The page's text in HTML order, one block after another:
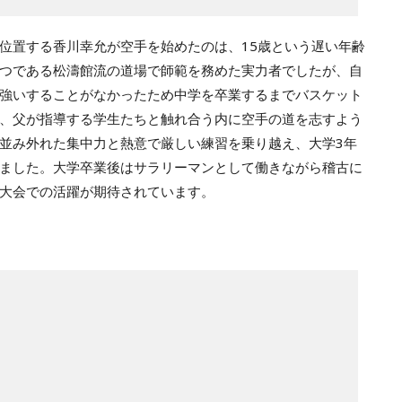
置する香川幸允が空手を始めたのは、15歳という遅い年齢
である松濤館流の道場で師範を務めた実力者でしたが、自
いすることがなかったため中学を卒業するまでバスケット
父が指導する学生たちと触れ合う内に空手の道を志すよう
み外れた集中力と熱意で厳しい練習を乗り越え、大学3年
した。大学卒業後はサラリーマンとして働きながら稽古に
会での活躍が期待されています。